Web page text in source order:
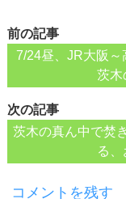
前の記事
7/24昼、JR大阪
茨木
次の記事
茨木の真ん中で焚
る
コメントを残す